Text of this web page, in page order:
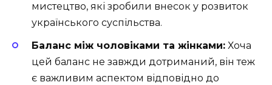
мистецтво, які зробили внесок у розвиток
українського суспільства.
Баланс між чоловіками та жінками: Хоча
цей баланс не завжди дотриманий, він теж
є важливим аспектом відповідно до